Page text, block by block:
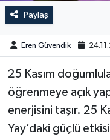
Paylaş
Eren Güvendik
25 Kasım
öğrenmeye açık
enerjisini taşır. 25
Yay’daki güçlü